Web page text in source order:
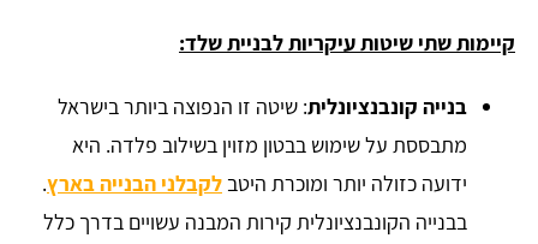
קיימות שתי שיטות עיקריות לבניית שלד:
בנייה קונבנציונלית: שיטה זו הנפוצה ביותר בישראל
מתבססת על שימוש בבטון מזוין בשילוב פלדה. היא
ידועה כזולה יותר ומוכרת היטב לקבלני הבנייה בארץ.
בבנייה הקונבנציונלית קירות המבנה עשויים בדרך כלל